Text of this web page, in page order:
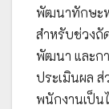
พัฒนาทักษะห
สำหรับช่วงถั
พัฒนา และก
ประเมินผล
พนักงานเป็น